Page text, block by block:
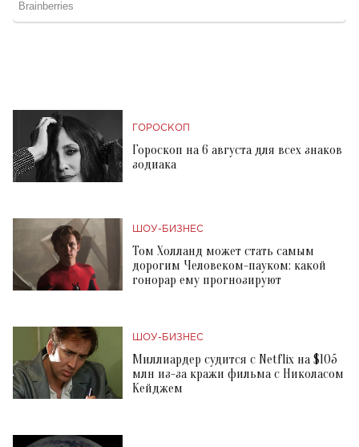
ГОРОСКОП
Гороскоп на 6 августа для всех знаков
зодиака
ШОУ-БИЗНЕС
Том Холланд может стать самым
дорогим Человеком-пауком: какой
гонорар ему прогнозируют
ШОУ-БИЗНЕС
Миллиардер судится с Netflix на $105
млн из-за кражи фильма с Николасом
Кейджем